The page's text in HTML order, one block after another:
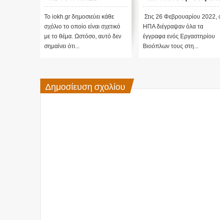
ΕΚΛΟΓΕΣ !
Το iokh.gr δημοσιεύει κάθε
σχόλιο το οποίο είναι σχετικό
με το θέμα. Ωστόσο, αυτό δεν
σημαίνει ότι...
Στις 26 Φεβρουαρίου 2022,
ΗΠΑ διέγραψαν όλα τα
έγγραφα ενός Εργαστηρίου
Βιοόπλων τους στη...
Δημοσίευση σχολίου